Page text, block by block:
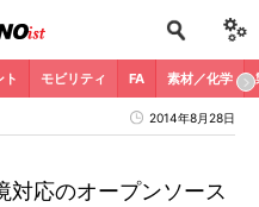
ト モビリティ FA 素材／化学
2014年8月28日
対応のオープンソース